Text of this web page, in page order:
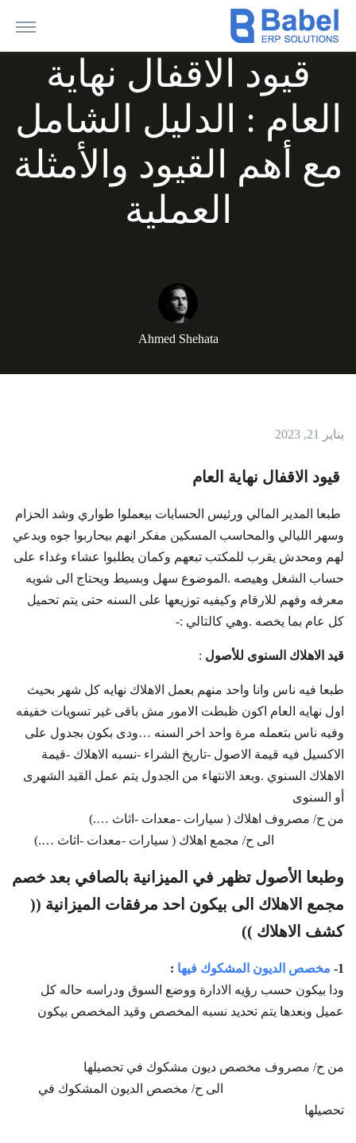
قيود الاقفال نهاية
العام : الدليل الشامل
مع أهم القيود والأمثلة
العملية
Ahmed Shehata
يناير 21, 2023
قيود الاقفال نهاية العام
طبعا المدير المالي ورئيس الحسابات بيعملوا طواري وشد الحزام
وسهر الليالي والمحاسب المسكين مفكر انهم بيحاربوا جوه ويدعي
لهم ومحدش يقرب للمكتب تبعهم وكمان يطلبوا عشاء وغداء على
حساب الشغل وهيصه .الموضوع سهل وبسيط ويحتاج الى شويه
معرفه وفهم للارقام وكيفيه توزيعها على السنه حتى يتم تحميل
كل عام بما يخصه .وهي كالتالي :-
قيد الاهلاك السنوى للأصول :
طبعا فيه ناس وانا واحد منهم بعمل الاهلاك نهايه كل شهر بحيث
اول نهايه العام اكون ظبطت الامور مش باقى غير تسويات خفيفه
وفيه ناس بتعمله مرة واحد اخر السنه …ودى بكون بجدول على
الاكسيل فيه قيمة الاصول -تاريخ الشراء -نسبه الاهلاك -قيمة
الاهلاك السنوي .وبعد الانتهاء من الجدول يتم عمل القيد الشهرى
أو السنوى
من ح/ مصروف اهلاك ( سيارات -معدات -اثاث ….)
الى ح/ مجمع اهلاك ( سيارات -معدات -اثاث ….)
وطبعا الأصول تظهر في الميزانية بالصافي بعد خصم
مجمع الاهلاك الى بيكون احد مرفقات الميزانية ((
كشف الاهلاك ))
1- مخصص الديون المشكوك فيها :
ودا بيكون حسب رؤيه الادارة ووضع السوق ودراسه حاله كل
عميل وبعدها يتم تحديد نسبه المخصص وقيد المخصص بيكون
من ح/ مصروف مخصص ديون مشكوك في تحصيلها
الى ح/ مخصص الديون المشكوك في
تحصيلها